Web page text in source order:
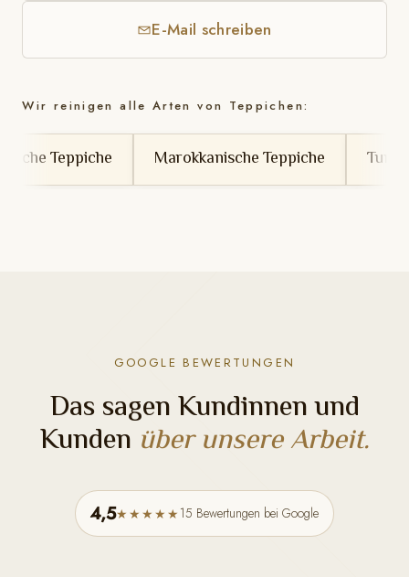
E-Mail schreiben
Wir reinigen alle Arten von Teppichen:
Marokkanische Teppiche Tunesische Teppiche
GOOGLE BEWERTUNGEN
Das sagen Kundinnen und
Kunden über unsere Arbeit.
4,5★★★★★ 15 Bewertungen bei Google